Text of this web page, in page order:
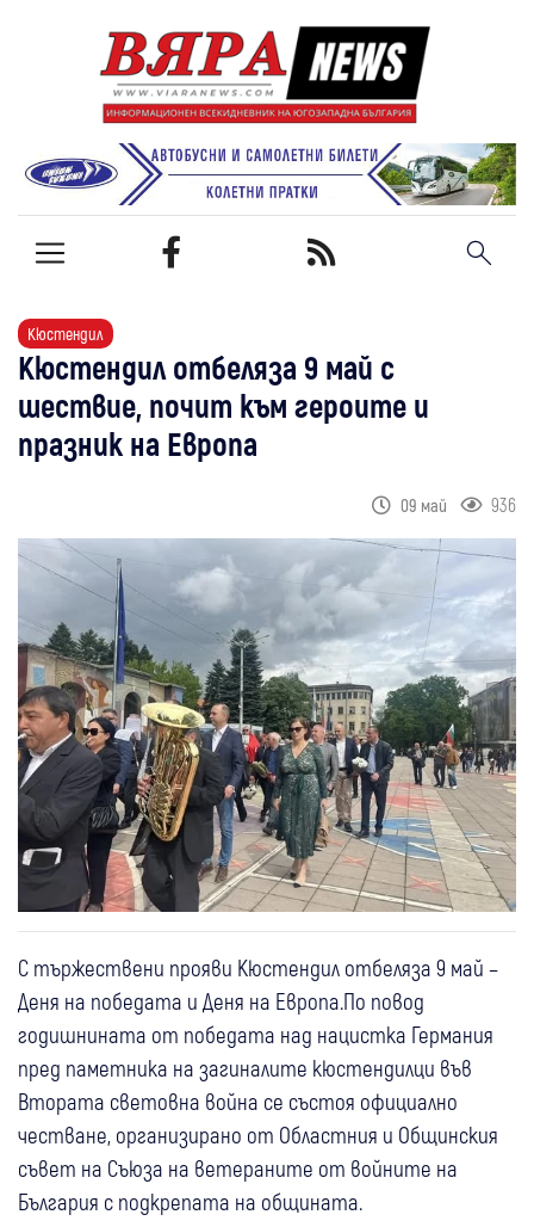
Кюстендил
Кюстендил отбеляза 9 май с
шествие, почит към героите и
празник на Европа
09 май 936
С тържествени прояви Кюстендил отбеляза 9 май –
Деня на победата и Деня на Европа.По повод
годишнината от победата над нацистка Германия
пред паметника на загиналите кюстендилци във
Втората световна война се състоя официално
честване, организирано от Областния и Общинския
съвет на Съюза на ветераните от войните на
България с подкрепата на общината.